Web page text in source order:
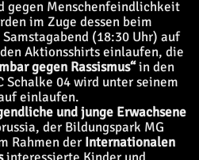
gegen Menschenfeindlichkeit
im Zuge dessen beim
(18:30 Uhr) auf
Aktionsshirts einlaufen, die
gegen Rassismus“in den
04 wird unter seinem
einlaufen.
und junge Erwachsene
der Bildungspark MG
Rahmen der Internationalen